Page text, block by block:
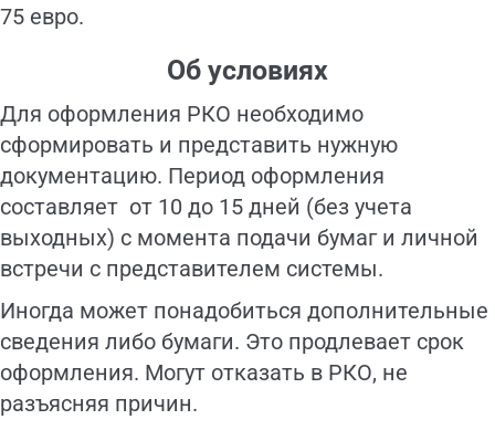
75 евро.
Об условиях
Для оформления РКО необходимо
сформировать и представить нужную
документацию. Период оформления
составляет от 10 до 15 дней (без учета
выходных) с момента подачи бумаг и личной
встречи с представителем системы.
Иногда может понадобиться дополнительные
сведения либо бумаги. Это продлевает срок
оформления. Могут отказать в РКО, не
разъясняя причин.